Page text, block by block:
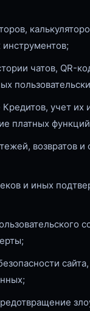
чатов, QR-
учет их
платных
возвратов и
и иных
сайта,